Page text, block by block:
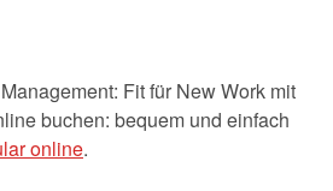
Fit für New Work mit
buchen: bequem und einfach
online.